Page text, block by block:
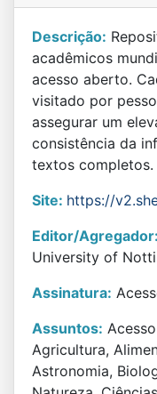
Descrição:
acadêmicos
acesso aberto.
visitado por
assegurar um
consistência da
textos completos.
Site: https://
Editor/Agregador:
University of
Assinatura:
Assuntos:
Agricultura,
Astronomia,